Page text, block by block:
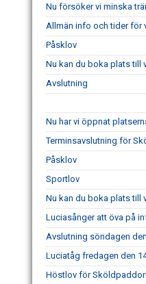
Nu försöker vi minska
Allmän info och tider för
Påsklov
Nu kan du boka plats till
Avslutning
Nu har vi öppnat
Terminsavslutning för
Påsklov
Sportlov
Nu kan du boka plats till
Luciasånger att öva på
Avslutning söndagen
Luciatåg fredagen den
Höstlov för